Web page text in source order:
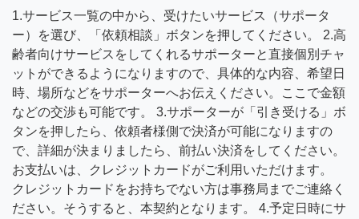
1.サービス一覧の中から、受けたいサービス（サポータ
ー）を選び、「依頼相談」ボタンを押してください。 2.高
齢者向けサービスをしてくれるサポーターと直接個別チャ
ットができるようになりますので、具体的な内容、希望日
時、場所などをサポーターへお伝えください。ここで金額
などの交渉も可能です。 3.サポーターが「引き受ける」ボ
タンを押したら、依頼者様側で決済が可能になりますの
で、詳細が決まりましたら、前払い決済をしてください。
お支払いは、クレジットカードがご利用いただけます。
クレジットカードをお持ちでない方は事務局までご連絡く
ださい。そうすると、本契約となります。 4.予定日時にサ